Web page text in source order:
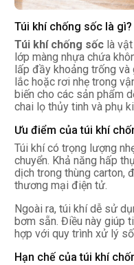
Túi khí chống sốc là gì?
Túi khí chống sốc là
lớp màng nhựa chứa
lấp đầy khoảng trống
lắc hoặc rơi nhẹ trong
biến cho các sản phẩm
chai lọ thủy tinh và phụ
Ưu điểm của túi khí
Túi khí có trọng lượng
chuyển. Khả năng hấp
dịch trong thùng carton,
thương mại điện tử.
Ngoài ra, túi khí dễ sử
bơm sẵn. Điều này giúp
hợp với quy trình xử lý
Hạn chế của túi khí